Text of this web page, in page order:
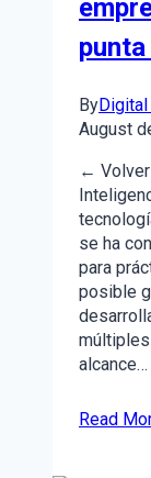
By
August
← Volver
se ha
para
posible
alcance…
Read